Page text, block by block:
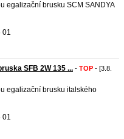
egalizační brusku SCM SANDYA
01
SFB 2W 135 ... - TOP - [3.8.
egalizační brusku italského
01